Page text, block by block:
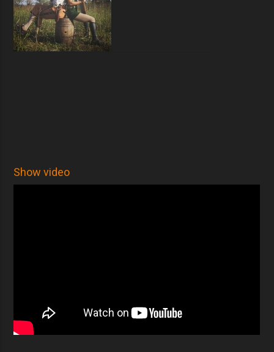
festivales de las Islas Baleares durante el año 2017: La Muestra de
Circo de Alcúdia Circaire, Muestra de Artes Escénicas de Santa
Eugenia, Festival EIMA, Fira de Teatre Infantil i Juvenil: FIET a
Vilafranca de Bonany, entre otros . Destaca la obtención del segundo
Show video